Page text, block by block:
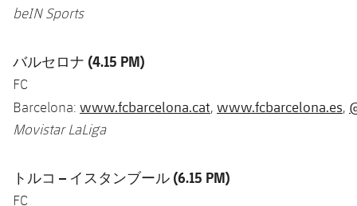
beIN Sports
バルセロナ (4.15 PM)
FC
Barcelona: www.fcbarcelona.cat, www.fcbarcelona.es,
Movistar LaLiga
トルコ – イスタンブール (6.15 PM)
FC